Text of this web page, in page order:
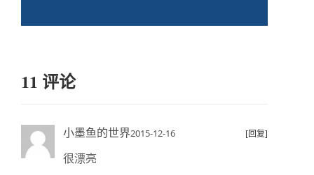
11 评论
小墨鱼的世界2015-12-16 [回复]
很漂亮